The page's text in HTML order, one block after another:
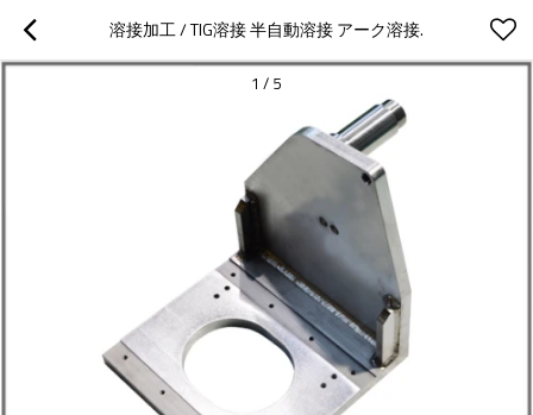
溶接加工 / TIG溶接 半自動溶接 アーク溶接.
1 / 5